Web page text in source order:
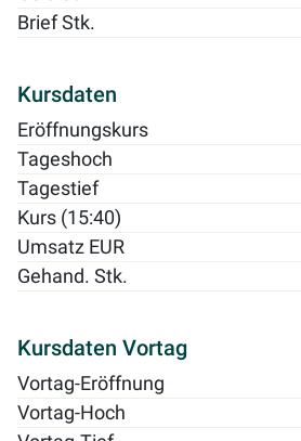
Brief Stk.
Kursdaten
Eröffnungskurs
Tageshoch
Tagestief
Kurs (15:40)
Umsatz EUR
Gehand. Stk.
Kursdaten Vortag
Vortag-Eröffnung
Vortag-Hoch